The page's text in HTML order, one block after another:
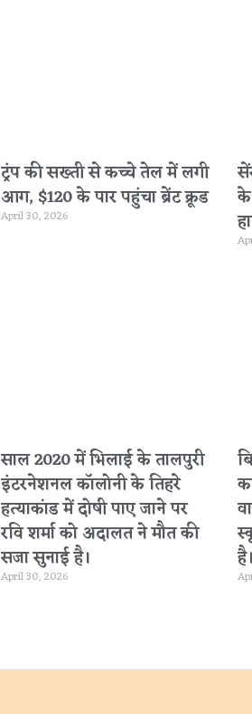
ट्रंप की सख्ती से कच्चे तेल में लगी
आग, $120 के पार पहुंचा ब्रेंट क्रूड
April 30, 2026
के
साल 2020 में भिलाई के तालपुरी
इंटरनेशनल कॉलोनी के तिहरे
हत्याकांड में दोषी पाए जाने पर
रवि शर्मा को अदालत ने मौत की
सजा सुनाई है।
April 30, 2026
है।